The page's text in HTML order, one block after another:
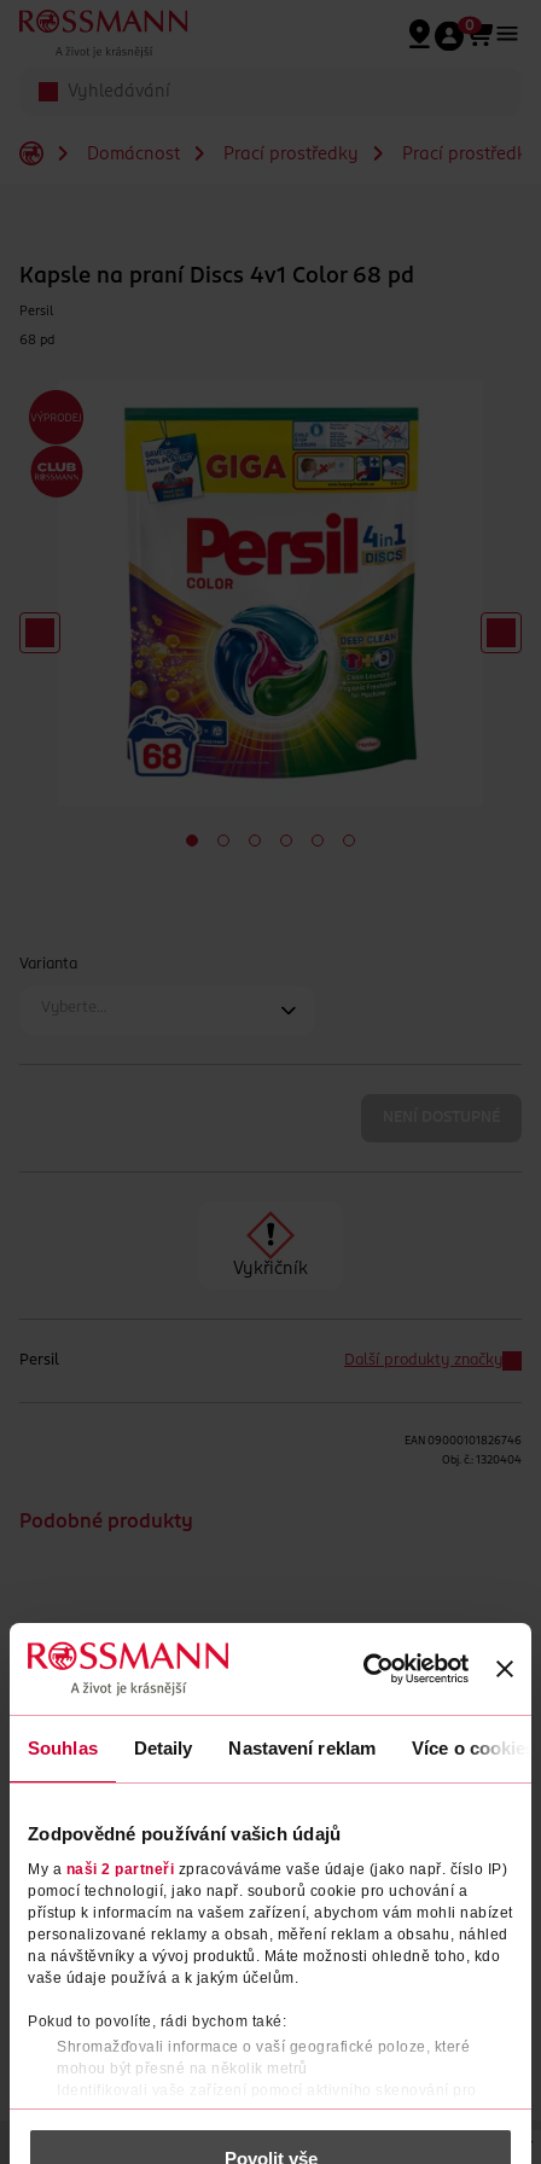
Souhlas Detaily Nastavení reklam Více o cookies
Zodpovědné používání vašich údajů
My a naši 2 partneři zpracováváme vaše údaje (jako např. číslo IP)
pomocí technologií, jako např. souborů cookie pro uchování a
přístup k informacím na vašem zařízení, abychom vám mohli nabízet
personalizované reklamy a obsah, měření reklam a obsahu, náhled
na návštěvníky a vývoj produktů. Máte možnosti ohledně toho, kdo
vaše údaje používá a k jakým účelům.
Pokud to povolíte, rádi bychom také:
Shromažďovali informace o vaší geografické poloze, které
mohou být přesné na několik metrů
Identifikovali vaše zařízení pomocí aktivního skenování pro
konkrétní charakteristiky (otisk prstu)
Zjistěte více o tom, jak zpracováváme vaše osobní údaje, a nastavte
části s podrobnostmi . Svůj souhlas můžete kdykoliv
Povolit vše
Přeskočit na hlavmní obsah
0
Domácnost Prací prostředky Prací prostředky
Kapsle na praní Discs 4v1 Color 68 pd
Persil
68 pd
Varianta
Vyberte…
Vykřičník
Persil Další produkty značky
EAN 09000101826746
Obj. č.: 1320404
Podobné produkty
Obsah se nám momentálně nedaří načíst, zkuste to prosím
SLOŽENÍ